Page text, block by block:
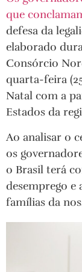
que
defesa da
elaborado
Consórcio
quarta-feira
Natal com a
Estados da
Ao analisar o
os
o Brasil terá
desemprego e
famílias da